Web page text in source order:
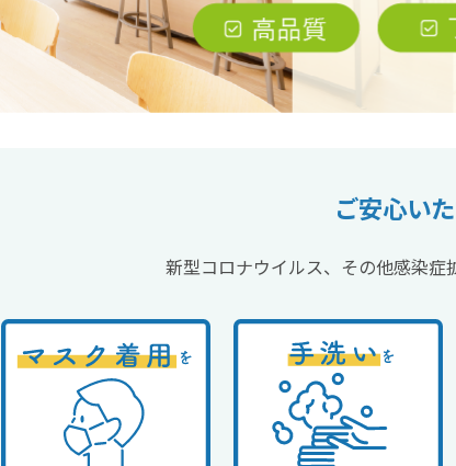
ご安心い
新型コロナウイルス、その他感染